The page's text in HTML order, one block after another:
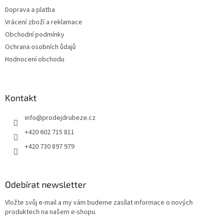
Doprava a platba
Vrácení zboží a reklamace
Obchodní podmínky
Ochrana osobních ůdajů
Hodnocení obchodu
Kontakt
info@prodejdrubeze.cz
+420 602 715 811
+420 730 897 979
Odebírat newsletter
Vložte svůj e-mail a my vám budeme zasílat informace o nových
produktech na našem e-shopu.